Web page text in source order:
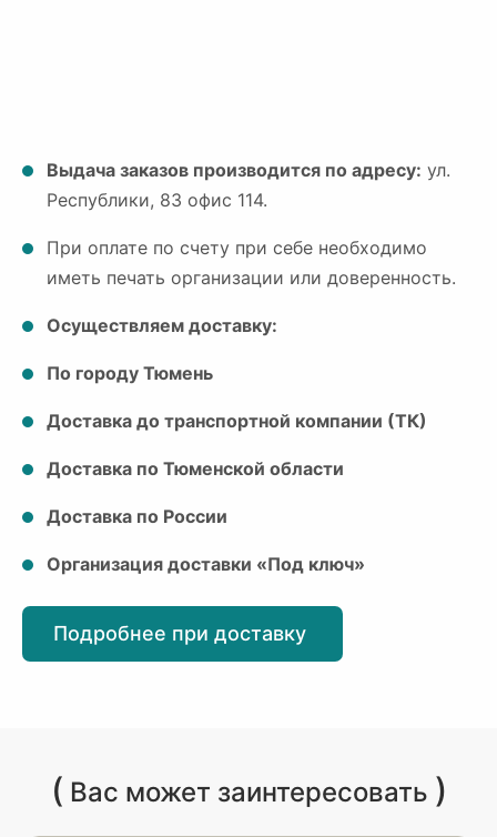
Выдача заказов производится по адресу: ул.
Республики, 83 офис 114.
При оплате по счету при себе необходимо
иметь печать организации или доверенность.
Осуществляем доставку:
По городу Тюмень
Доставка до транспортной компании (ТК)
Доставка по Тюменской области
Доставка по России
Организация доставки «Под ключ»
Подробнее при доставку
( Вас может заинтересовать )